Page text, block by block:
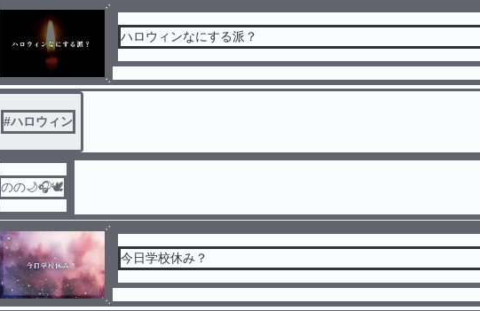
ハロウィンなにする派？
#ハロウィン
のの🌙🎧️🕊️
今日学校休み？